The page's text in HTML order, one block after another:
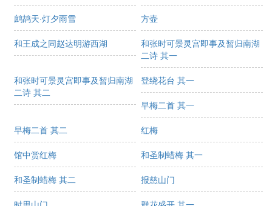
鹧鸪天·灯夕雨雪 方壶
和王成之同赵达明游西湖
和张时可景灵宫即事及暂归南湖
二诗 其一
和张时可景灵宫即事及暂归南湖
二诗 其二
登绕花台 其一
早梅二首 其一
早梅二首 其二 红梅
馆中赏红梅 和圣制蜡梅 其一
和圣制蜡梅 其二 报慈山门